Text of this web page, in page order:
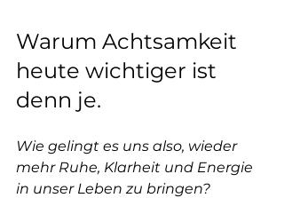
Warum Achtsamkeit
heute wichtiger ist
denn je.
Wie gelingt es uns also, wieder
mehr Ruhe, Klarheit und Energie
in unser Leben zu bringen?